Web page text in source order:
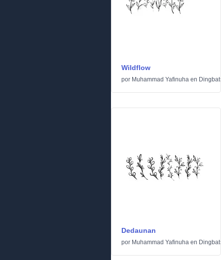
Wildflow
por Muhammad Yafinuha en
Dedaunan
por Muhammad Yafinuha en